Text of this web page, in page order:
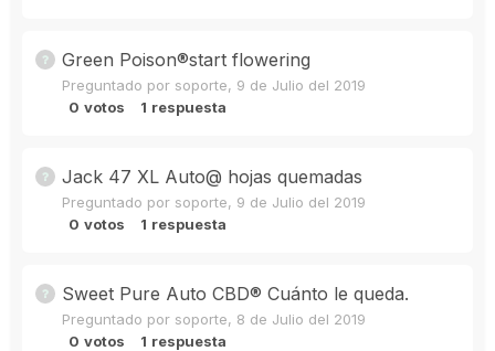
Green Poison®️start flowering
Preguntado por soporte, 9 de Julio del 2019
0 votos 1 respuesta
Jack 47 XL Auto@ hojas quemadas
Preguntado por soporte, 9 de Julio del 2019
0 votos 1 respuesta
Sweet Pure Auto CBD®️ Cuánto le queda.
Preguntado por soporte, 8 de Julio del 2019
0 votos 1 respuesta